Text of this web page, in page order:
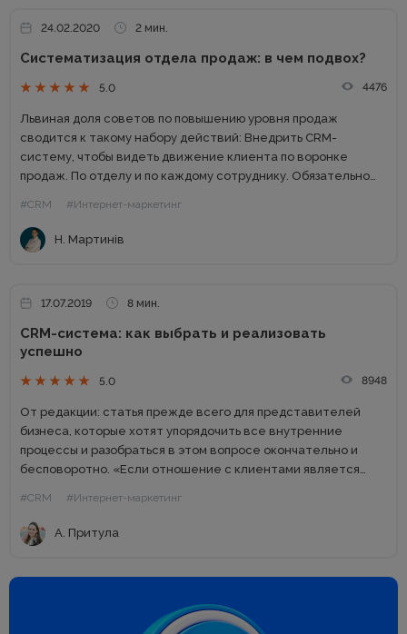
24.02.2020 2 мин.
Систематизация отдела продаж: в чем подвох?
5.0 4476
Львиная доля советов по повышению уровня продаж
сводится к такому набору действий: Внедрить СRМ-
систему, чтобы видеть движение клиента по воронке
продаж. По отделу и по каждому сотруднику. Обязательно
звонил и куда. Поставить сервисы для...
#CRM #Интернет-маркетинг
Н. Мартинів
17.07.2019 8 мин.
CRM-система: как выбрать и реализовать
успешно
5.0 8948
От редакции: статья прежде всего для представителей
бизнеса, которые хотят упорядочить все внутренние
процессы и разобраться в этом вопросе окончательно и
бесповоротно. «Если отношение с клиентами является
клапаном» – цитата руководства одной...
#CRM #Интернет-маркетинг
А. Притула